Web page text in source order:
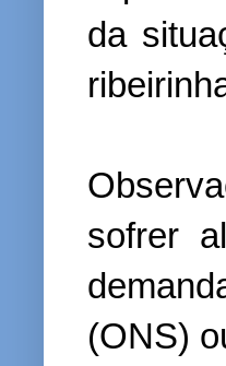
da
sofrer
(ONS)